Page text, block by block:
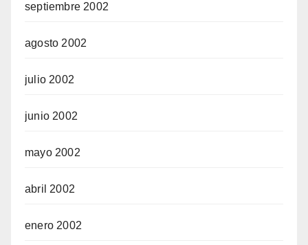
septiembre 2002
agosto 2002
julio 2002
junio 2002
mayo 2002
abril 2002
enero 2002